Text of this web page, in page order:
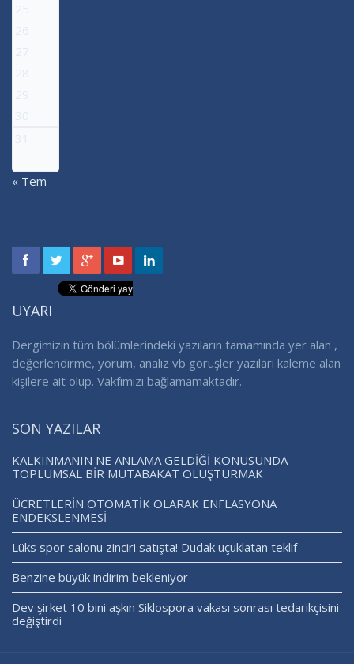
25
26
27
28
29
30
31
« Tem
:
UYARI
Dergimizin tüm bölümlerindeki yazıların tamamında yer alan ,
değerlendirme, yorum, analiz vb görüşler yazıları kaleme alan
kişilere ait olup. Vakfımızı bağlamamaktadır.
SON YAZILAR
KALKINMANIN NE ANLAMA GELDİĞİ KONUSUNDA
TOPLUMSAL BİR MUTABAKAT OLUŞTURMAK
ÜCRETLERİN OTOMATİK OLARAK ENFLASYONA
ENDEKSLENMESİ
Lüks spor salonu zinciri satışta! Dudak uçuklatan teklif
Benzine büyük indirim bekleniyor
Dev şirket 10 bini aşkın Siklospora vakası sonrası tedarikçisini
değiştirdi